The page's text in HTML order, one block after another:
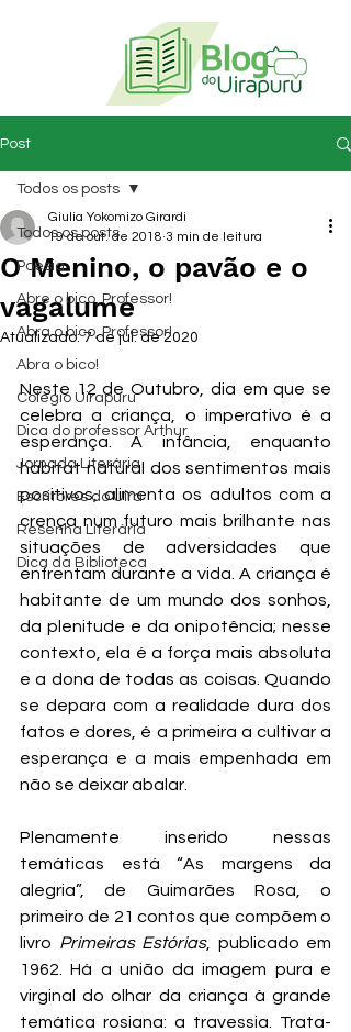
Post
Todos os posts
Poesia
Abre o bico, Professor!
Abra o bico, Professor!
Abra o bico!
Colégio Uirapuru
Dica do professor Arthur
Jornada Literária
Escritores do Uira
Resenha Literária
Dica da Biblioteca
Todos os posts
O Menino, o pavão e o
vagalume
Giulia Yokomizo Girardi
19 de out. de 2018 3 min de leitura
Atualizado:7 de jul. de 2020
Neste 12 de Outubro, dia em que se
celebra a criança, o imperativo é a
esperança. A infância, enquanto
habitat natural dos sentimentos mais
positivos, alimenta os adultos com a
crença num futuro mais brilhante nas
situações de adversidades que
enfrentam durante a vida. A criança é
habitante de um mundo dos sonhos,
da plenitude e da onipotência; nesse
contexto, ela é a força mais absoluta
e a dona de todas as coisas. Quando
se depara com a realidade dura dos
fatos e dores, é a primeira a cultivar a
esperança e a mais empenhada em
não se deixar abalar.
Plenamente inserido nessas
temáticas está “As margens da
alegria”, de Guimarães Rosa, o
primeiro de 21 contos que compõem o
livro Primeiras Estórias, publicado em
1962. Há a união da imagem pura e
virginal do olhar da criança à grande
temática rosiana: a travessia. Trata-